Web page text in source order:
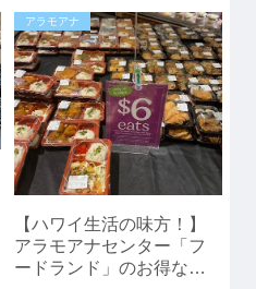
アラモアナ
【ハワイ生活の味方！】
アラモアナセンター「フ
ードランド」のお得な金